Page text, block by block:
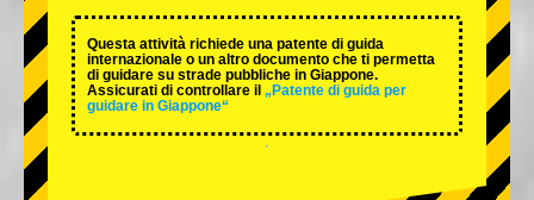
Questa attività richiede una patente di guida
internazionale o un altro documento che ti permetta
di guidare su strade pubbliche in Giappone.
Assicurati di controllare il „Patente di guida per
guidare in Giappone“